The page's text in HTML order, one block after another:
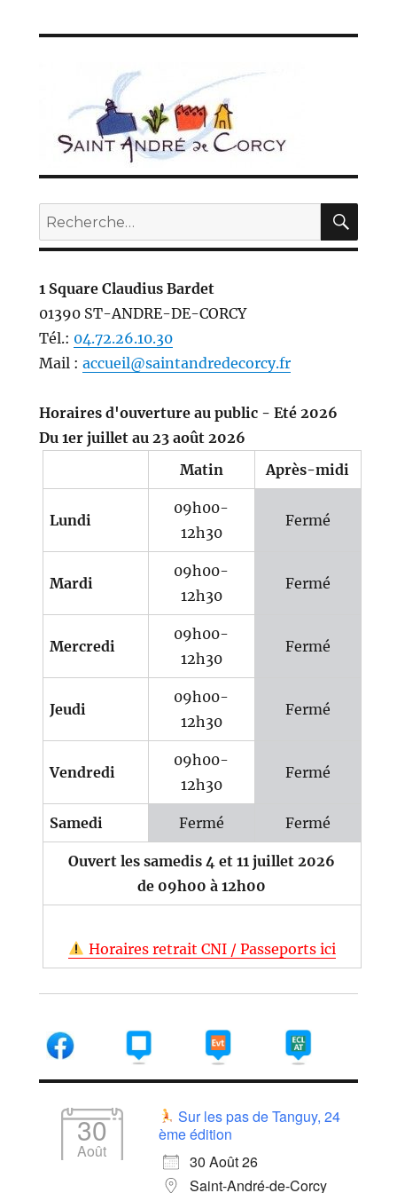
publications
ANT
Recherche
pour :
1 Square Claudius Bardet
01390 ST-ANDRE-DE-CORCY
Tél.: 04.72.26.10.30
Mail : accueil@saintandredecorcy.fr
Horaires d'ouverture au public - Eté 2026
Du 1er juillet au 23 août 2026
Matin
Après-midi
Lundi
09h00-
12h30
Fermé
Mardi
09h00-
12h30
Fermé
Mercredi
09h00-
12h30
Fermé
Jeudi
09h00-
12h30
Fermé
Vendredi
09h00-
12h30
Fermé
Samedi Fermé Fermé
Ouvert les samedis 4 et 11 juillet 2026
de 09h00 à 12h00
Horaires retrait CNI / Passeports ici
30
Août
Sur les pas de Tanguy, 24
ème édition
30 Août 26
Saint-André-de-Corcy